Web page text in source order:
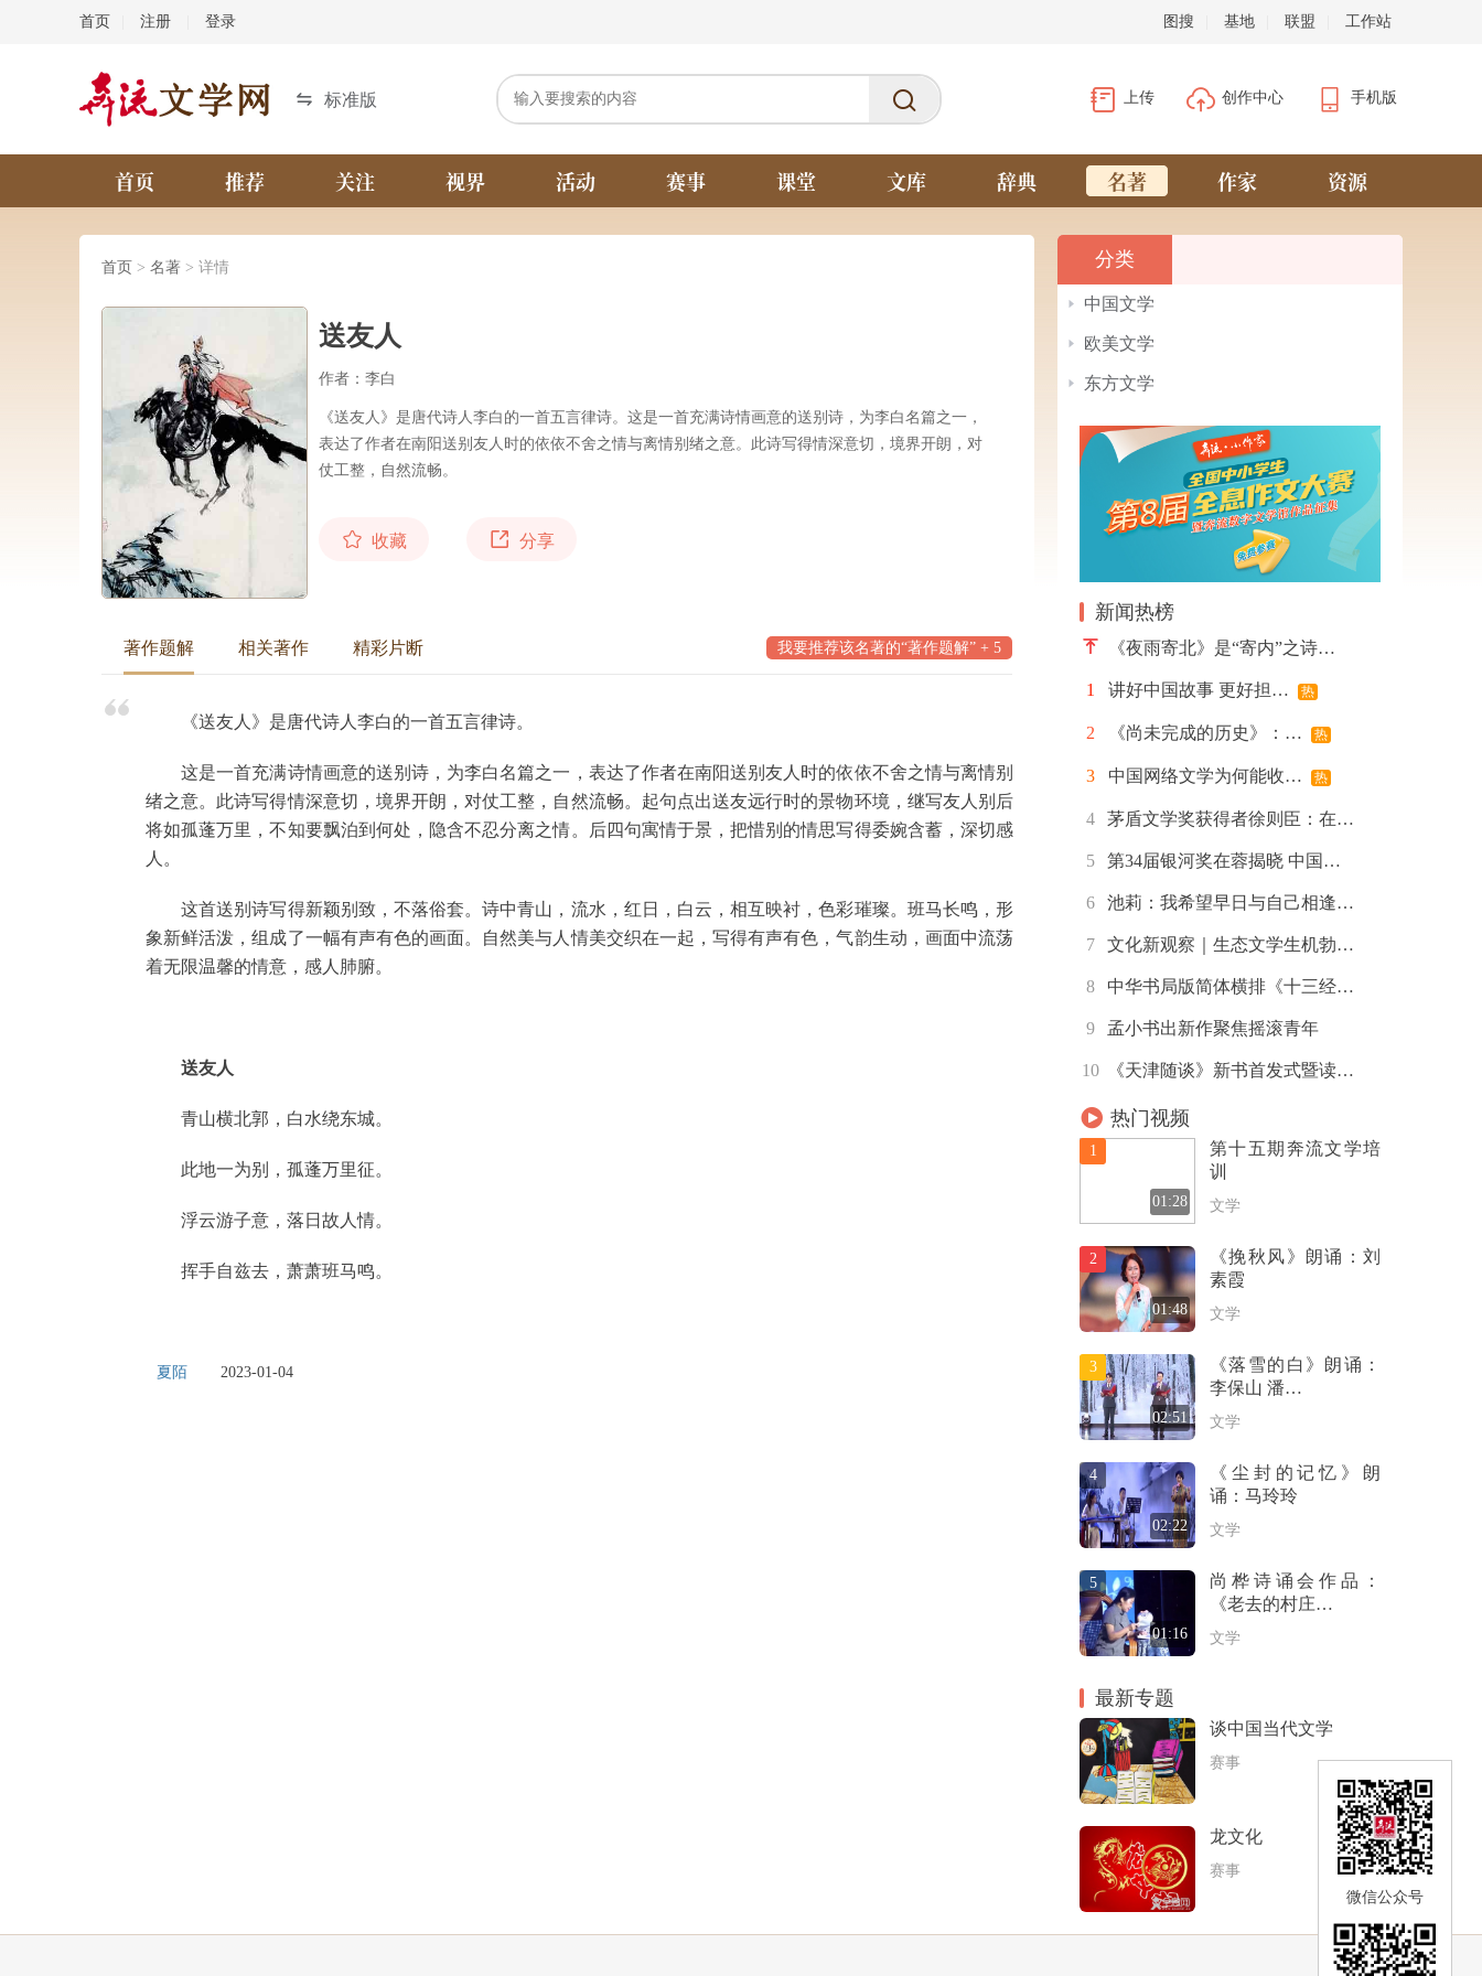
首页 注册 登录 图搜 基地 联盟 工作站
标准版 上传 创作中心 手机版
首页 推荐 关注 视界 活动 赛事 课堂 文库 辞典 名著 作家 资源
首页 > 名著 > 详情
送友人
作者：李白
《送友人》是唐代诗人李白的一首五言律诗。这是一首充满诗情画意的送别诗，为李白名篇之一，
表达了作者在南阳送别友人时的依依不舍之情与离情别绪之意。此诗写得情深意切，境界开朗，对
仗工整，自然流畅。
收藏 分享
著作题解 相关著作 精彩片断 我要推荐该名著的“著作题解” + 5
《送友人》是唐代诗人李白的一首五言律诗。
这是一首充满诗情画意的送别诗，为李白名篇之一，表达了作者在南阳送别友人时的依依不舍之情与离情别
绪之意。此诗写得情深意切，境界开朗，对仗工整，自然流畅。起句点出送友远行时的景物环境，继写友人别后
将如孤蓬万里，不知要飘泊到何处，隐含不忍分离之情。后四句寓情于景，把惜别的情思写得委婉含蓄，深切感
人。
这首送别诗写得新颖别致，不落俗套。诗中青山，流水，红日，白云，相互映衬，色彩璀璨。班马长鸣，形
象新鲜活泼，组成了一幅有声有色的画面。自然美与人情美交织在一起，写得有声有色，气韵生动，画面中流荡
着无限温馨的情意，感人肺腑。
送友人
青山横北郭，白水绕东城。
此地一为别，孤蓬万里征。
浮云游子意，落日故人情。
挥手自兹去，萧萧班马鸣。
夏陌 2023-01-04
分类
中国文学
欧美文学
东方文学
新闻热榜
《夜雨寄北》是“寄内”之诗…
1 讲好中国故事 更好担… 热
2 《尚未完成的历史》：… 热
3 中国网络文学为何能收… 热
4 茅盾文学奖获得者徐则臣：在…
5 第34届银河奖在蓉揭晓 中国…
6 池莉：我希望早日与自己相逢…
7 文化新观察｜生态文学生机勃…
8 中华书局版简体横排《十三经…
9 孟小书出新作聚焦摇滚青年
10 《天津随谈》新书首发式暨读…
热门视频
1
01:28
第十五期奔流文学培
训
文学
2
01:48
《挽秋风》朗诵：刘
素霞
文学
3
02:51
《落雪的白》朗诵：
李保山 潘…
文学
4
02:22
《尘封的记忆》朗
诵：马玲玲
文学
5
01:16
尚桦诗诵会作品：
《老去的村庄…
文学
最新专题
谈中国当代文学
赛事
龙文化
赛事
微信公众号